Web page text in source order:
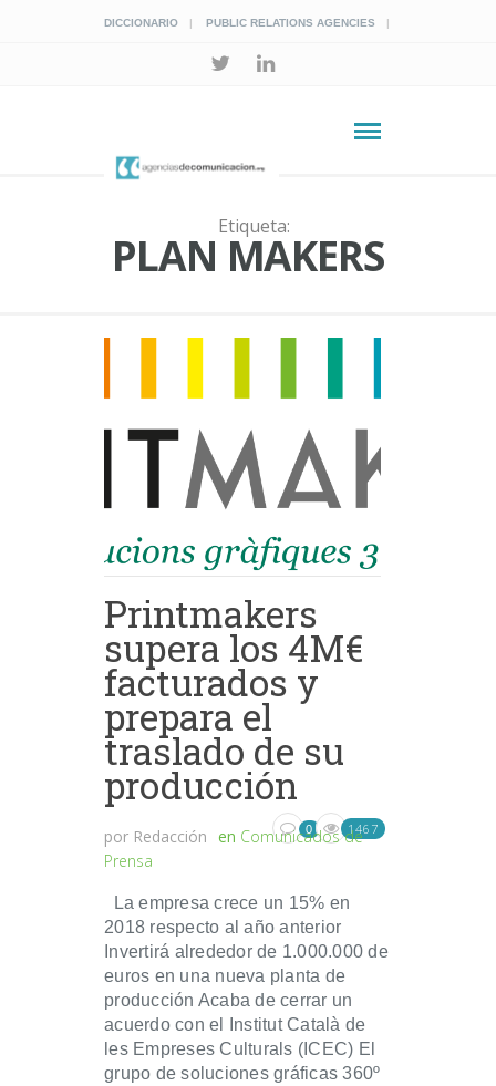
DICCIONARIO PUBLIC RELATIONS AGENCIES
Etiqueta:
PLAN MAKERS
Printmakers
supera los 4M€
facturados y
prepara el
traslado de su
producción
por Redacción en Comunicados de
Prensa
0 1467
La empresa crece un 15% en
2018 respecto al año anterior
Invertirá alrededor de 1.000.000 de
euros en una nueva planta de
producción Acaba de cerrar un
acuerdo con el Institut Català de
les Empreses Culturals (ICEC) El
grupo de soluciones gráficas 360º